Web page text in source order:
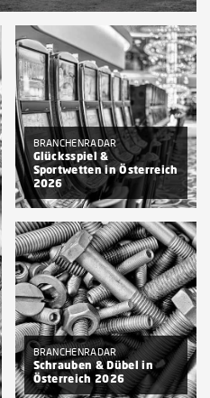
BRANCHENRADAR
Glücksspiel &
Sportwetten in Österreich
2026
BRANCHENRADAR
Schrauben & Dübel in
Österreich 2026